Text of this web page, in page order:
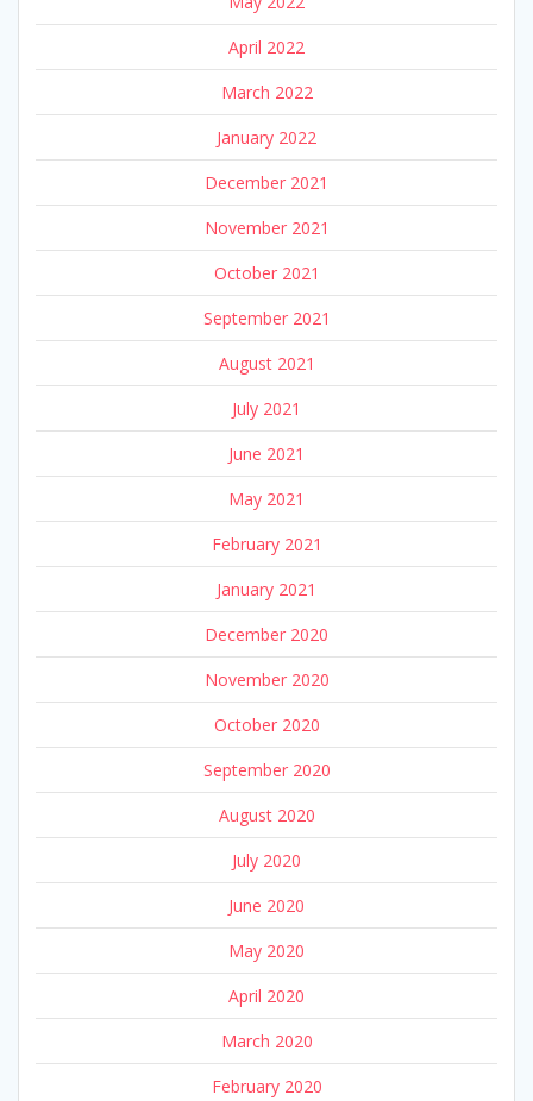
April 2022
March 2022
January 2022
December 2021
November 2021
October 2021
September 2021
August 2021
July 2021
June 2021
May 2021
February 2021
January 2021
December 2020
November 2020
October 2020
September 2020
August 2020
July 2020
June 2020
May 2020
April 2020
March 2020
February 2020